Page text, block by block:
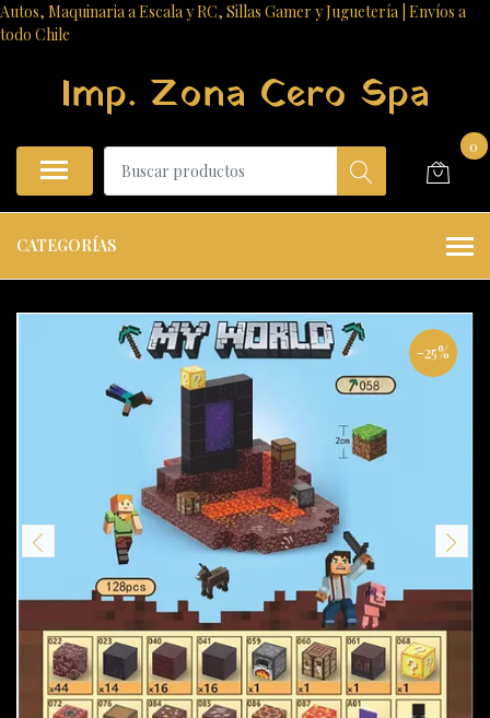
Autos, Maquinaria a Escala y RC, Sillas Gamer y Juguetería | Envíos a
todo Chile
Imp. Zona Cero Spa
0
CATEGORÍAS
-25%